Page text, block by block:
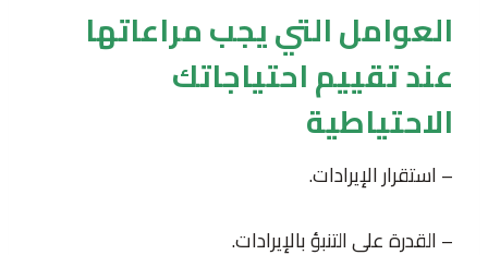
العوامل التي يجب مراعاتها
عند تقييم احتياجاتك
الاحتياطية
– استقرار الإيرادات.
– القدرة على التنبؤ بالإيرادات.